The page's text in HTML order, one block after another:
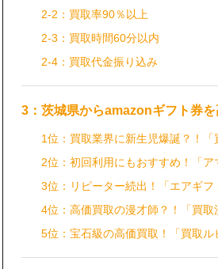
2-2：買取率90％以上
2-3：買取時間60分以内
2-4：買取代金振り込み
3：茨城県からamazonギフト券
1位：買取業界に新生児爆誕？！「
2位：初回利用にもおすすめ！「ア
3位：リピーター続出！「エアギフ
4位：高価買取の漫才師？！「買取
5位：宝石級の高価買取！「買取ル